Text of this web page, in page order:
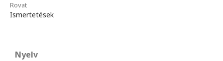
Rovat
Ismertetések
Nyelv